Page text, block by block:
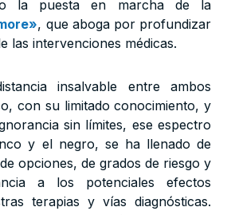
la puesta en marcha de la
, que aboga por profundizar
las intervenciones médicas.
insalvable entre ambos
con su limitado conocimiento, y
sin límites, ese espectro
y el negro, se ha llenado de
opciones, de grados de riesgo y
a los potenciales efectos
terapias y vías diagnósticas.